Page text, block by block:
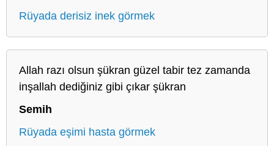
Rüyada derisiz inek görmek
Allah razı olsun şükran güzel tabir tez zamanda
inşallah dediğiniz gibi çıkar şükran
Semih
Rüyada eşimi hasta görmek